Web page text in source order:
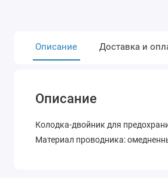
Описание Доставка и
Описание
Колодка-двойник для
Материал проводника: